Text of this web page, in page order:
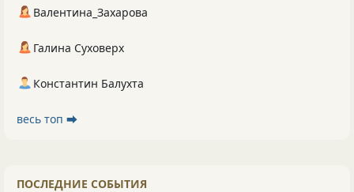
Валентина_Захарова
Галина Суховерх
Константин Балухта
весь топ ⮕
ПОСЛЕДНИЕ СОБЫТИЯ